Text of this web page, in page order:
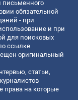
письменного
обязательной
- при
и при
для поисковых
ссылке
оригинальный
статьи,
на которые